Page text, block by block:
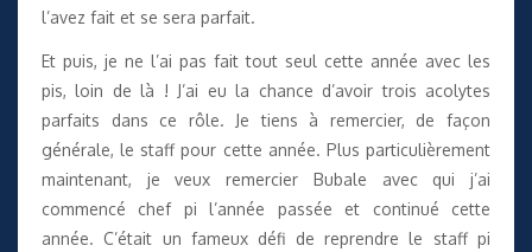
l’avez fait et se sera parfait.
Et puis, je ne l’ai pas fait tout seul cette année avec les
pis, loin de là ! J’ai eu la chance d’avoir trois acolytes
parfaits dans ce rôle. Je tiens à remercier, de façon
générale, le staff pour cette année. Plus particulièrement
maintenant, je veux remercier Bubale avec qui j’ai
commencé chef pi l’année passée et continué cette
année. C’était un fameux défi de reprendre le staff pi